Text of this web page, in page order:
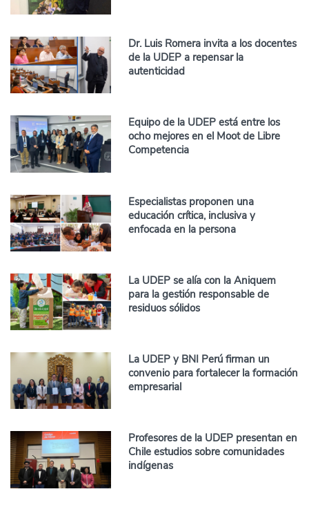
Dr. Luis Romera invita a los docentes
de la UDEP a repensar la
autenticidad
Equipo de la UDEP está entre los
ocho mejores en el Moot de Libre
Competencia
Especialistas proponen una
educación crítica, inclusiva y
enfocada en la persona
La UDEP se alía con la Aniquem
para la gestión responsable de
residuos sólidos
La UDEP y BNI Perú firman un
convenio para fortalecer la formación
empresarial
Profesores de la UDEP presentan en
Chile estudios sobre comunidades
indígenas